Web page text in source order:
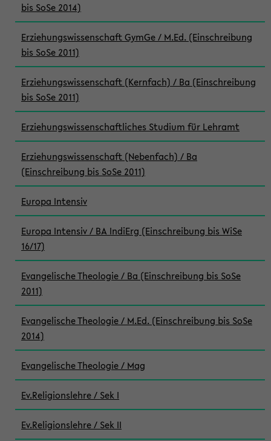
bis SoSe 2014)
Erziehungswissenschaft GymGe / M.Ed. (Einschreibung
bis SoSe 2011)
Erziehungswissenschaft (Kernfach) / Ba (Einschreibung
bis SoSe 2011)
Erziehungswissenschaftliches Studium für Lehramt
Erziehungswissenschaft (Nebenfach) / Ba
(Einschreibung bis SoSe 2011)
Europa Intensiv
Europa Intensiv / BA IndiErg (Einschreibung bis WiSe
16/17)
Evangelische Theologie / Ba (Einschreibung bis SoSe
2011)
Evangelische Theologie / M.Ed. (Einschreibung bis SoSe
2014)
Evangelische Theologie / Mag
Ev.Religionslehre / Sek I
Ev.Religionslehre / Sek II